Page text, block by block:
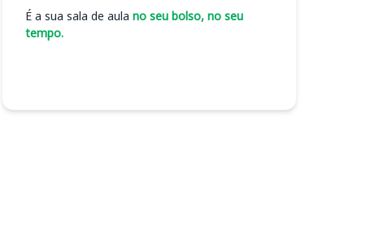
É a sua sala de aula no seu bolso, no seu
tempo.